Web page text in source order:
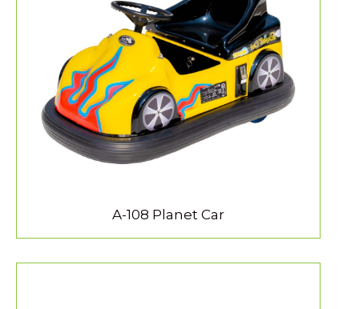
MEER INFORMATIE
A-108 Planet Car